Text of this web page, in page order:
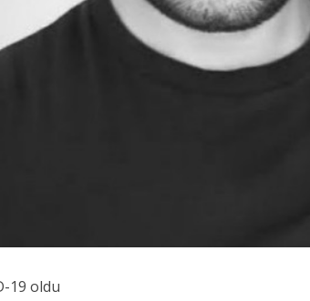
19 oldu